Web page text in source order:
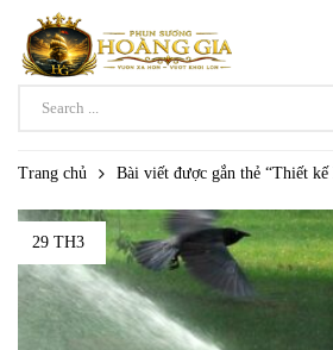
Trang chủ Bài viết được gắn thẻ “Thiết
29 TH3